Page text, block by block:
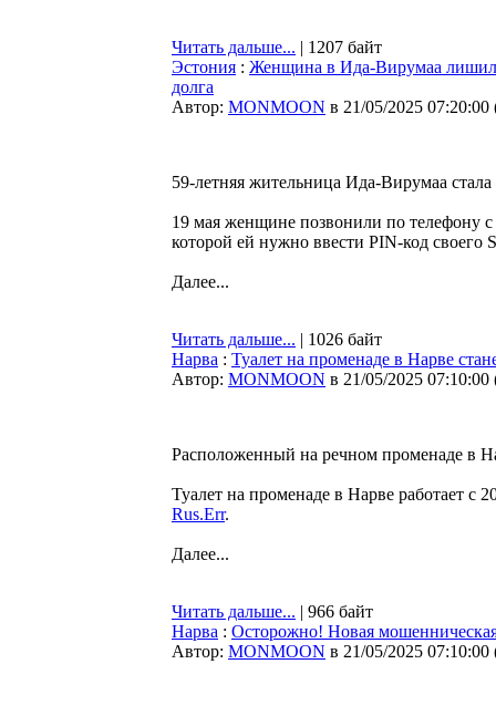
Читать дальше... | 1207 байт
Эстония : Женщина в Ида-Вирумаа
долга
Автор: MONMOON в 21/05/2025 07:20:00
59-летняя жительница Ида-Вирумаа
19 мая женщине позвонили по телефону
которой ей нужно ввести PIN-код своего
Далее...
Читать дальше... | 1026 байт
Нарва : Туалет на променаде в Нарве
Автор: MONMOON в 21/05/2025 07:10:00
Расположенный на речном променаде в
Туалет на променаде в Нарве работает с
Rus.Err.
Далее...
Читать дальше... | 966 байт
Нарва : Осторожно! Новая
Автор: MONMOON в 21/05/2025 07:10:00